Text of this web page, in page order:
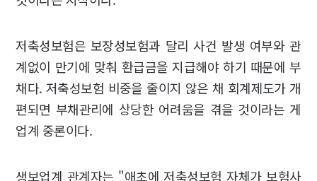
저축성보험은 보장성보험과 달리 사건 발생 여부와 관
계없이 만기에 맞춰 환급금을 지급해야 하기 때문에 부
채다. 저축성보험 비중을 줄이지 않은 채 회계제도가 개
편되면 부채관리에 상당한 어려움을 겪을 것이라는 게
업계 중론이다.
생보업계 관계자는 "애초에 저축성보험 자체가 보험사